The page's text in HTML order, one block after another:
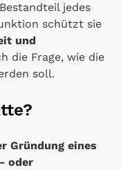
jedes
schützt sie
und
die Frage, wie die
soll.
Gründung eines
oder